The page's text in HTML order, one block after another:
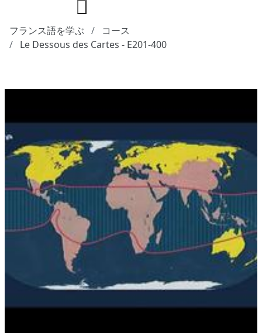
フランス語を学ぶ
コース
Le Dessous des Cartes - E201-400